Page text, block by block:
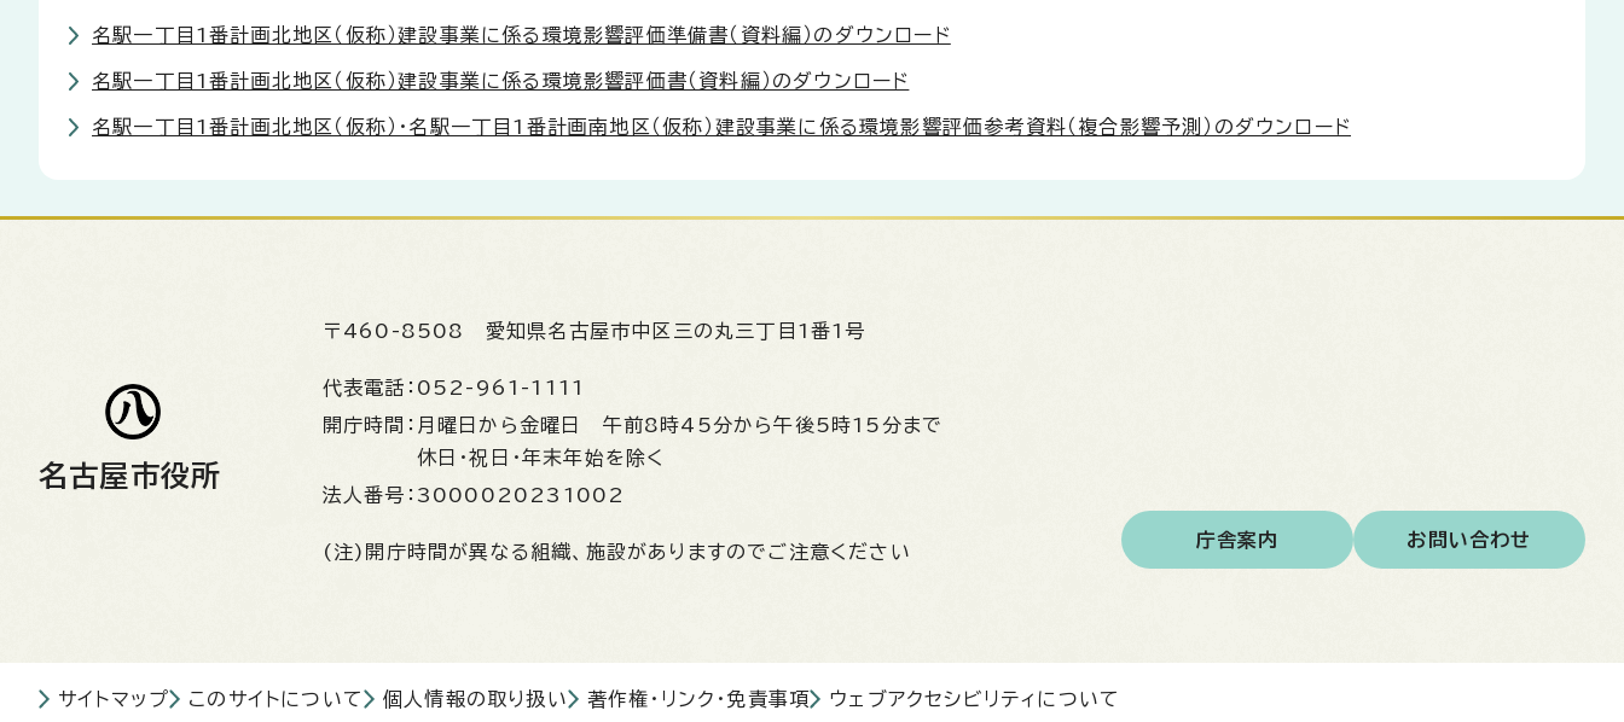
名駅一丁目1番計画北地区（仮称）建設事業に係る環境影響評価準備書（資料編）のダウンロード
名駅一丁目1番計画北地区（仮称）建設事業に係る環境影響評価書（資料編）のダウンロード
名駅一丁目1番計画北地区（仮称）・名駅一丁目1番計画南地区（仮称）建設事業に係る環境影響評価参考資料（複合影響予測）のダウンロード
名古屋市役所
〒460-8508 愛知県名古屋市中区三の丸三丁目1番1号
代表電話： 052-961-1111
開庁時間： 月曜日から金曜日 午前8時45分から午後5時15分まで
休日・祝日・年末年始を除く
法人番号： 3000020231002
(注)開庁時間が異なる組織、施設がありますのでご注意ください
庁舎案内 お問い合わせ
サイトマップ このサイトについて 個人情報の取り扱い 著作権・リンク・免責事項 ウェブアクセシビリティについて